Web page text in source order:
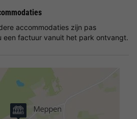
accommodaties zijn pas
een factuur vanuit het park ontvangt.